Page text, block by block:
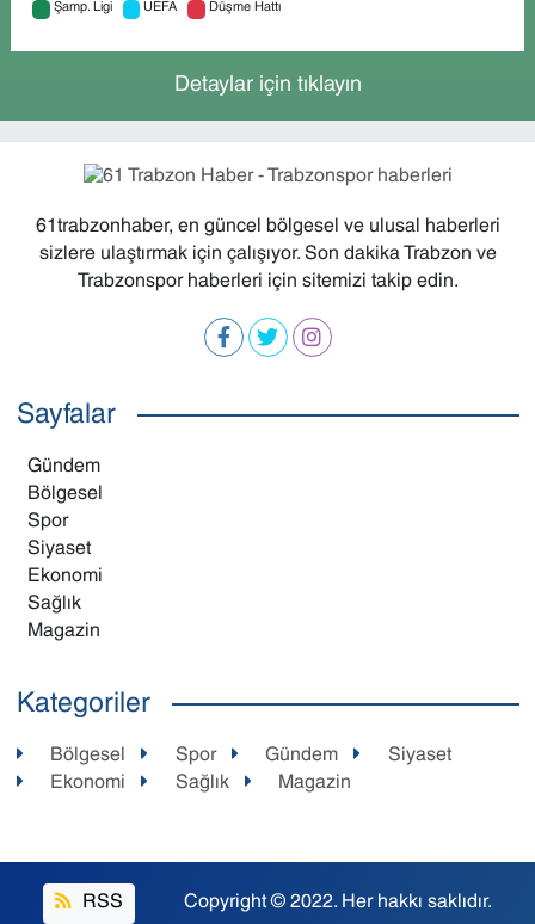
Şamp. Ligi UEFA Düşme Hattı
Detaylar için tıklayın
61trabzonhaber, en güncel bölgesel ve ulusal haberleri
sizlere ulaştırmak için çalışıyor. Son dakika Trabzon ve
Trabzonspor haberleri için sitemizi takip edin.
Sayfalar
Gündem
Bölgesel
Spor
Siyaset
Ekonomi
Sağlık
Magazin
Kategoriler
Bölgesel Spor Gündem
Siyaset
Ekonomi
Sağlık Magazin
RSS Copyright © 2022. Her hakkı saklıdır.